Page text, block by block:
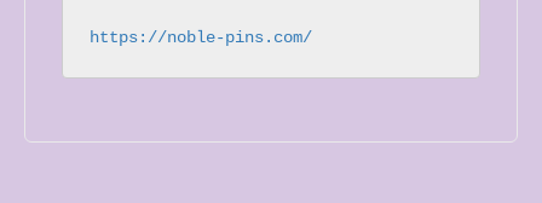
https://noble-pins.com/